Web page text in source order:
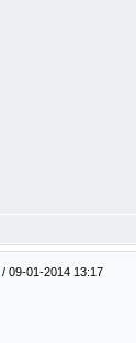
/ 09-01-2014 13:17